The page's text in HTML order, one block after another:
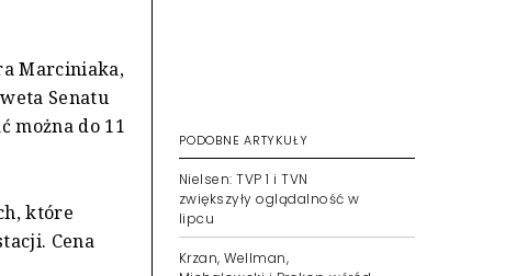
Marciniaka,
Senatu
można do 11
które
Cena
PODOBNE ARTYKUŁY
Nielsen: TVP 1 i TVN
zwiększyły oglądalność w
lipcu
Krzan, Wellman,